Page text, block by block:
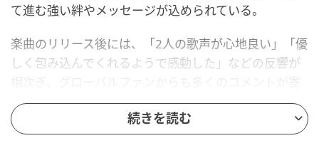
て進む強い絆やメッセージが込められている。
楽曲のリリース後には、「2人の歌声が心地良い」「優
しく包み込んでくれるようで感動した」などの反響が
せられた。
続きを読む